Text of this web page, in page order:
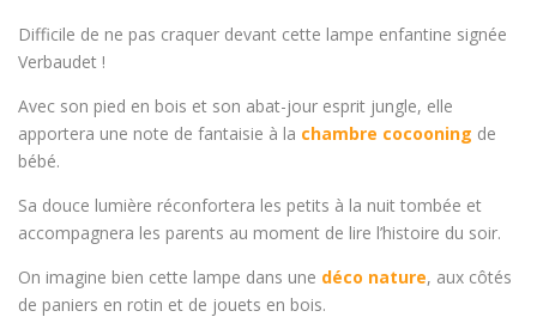
Difficile de ne pas craquer devant cette lampe enfantine signée
Verbaudet !
Avec son pied en bois et son abat-jour esprit jungle, elle
apportera une note de fantaisie à la chambre cocooning de
bébé.
Sa douce lumière réconfortera les petits à la nuit tombée et
accompagnera les parents au moment de lire l’histoire du soir.
On imagine bien cette lampe dans une déco nature, aux côtés
de paniers en rotin et de jouets en bois.